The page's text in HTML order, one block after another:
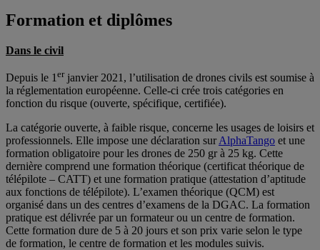
Formation et diplômes
Dans le civil
Depuis le 1 erjanvier 2021, l’utilisation de drones civils est soumise à
la réglementation européenne. Celle-ci crée trois catégories en
fonction du risque (ouverte, spécifique, certifiée).
La catégorie ouverte, à faible risque, concerne les usages de loisirs et
professionnels. Elle impose une déclaration surAlphaTango et une
formation obligatoire pour les drones de 250 gr à 25 kg. Cette
dernière comprend une formation théorique (certificat théorique de
télépilote – CATT) et une formation pratique (attestation d’aptitude
aux fonctions de télépilote). L’examen théorique (QCM) est
organisé dans un des centres d’examens de la DGAC. La formation
pratique est délivrée par un formateur ou un centre de formation.
Cette formation dure de 5 à 20 jours et son prix varie selon le type
de formation, le centre de formation et les modules suivis.